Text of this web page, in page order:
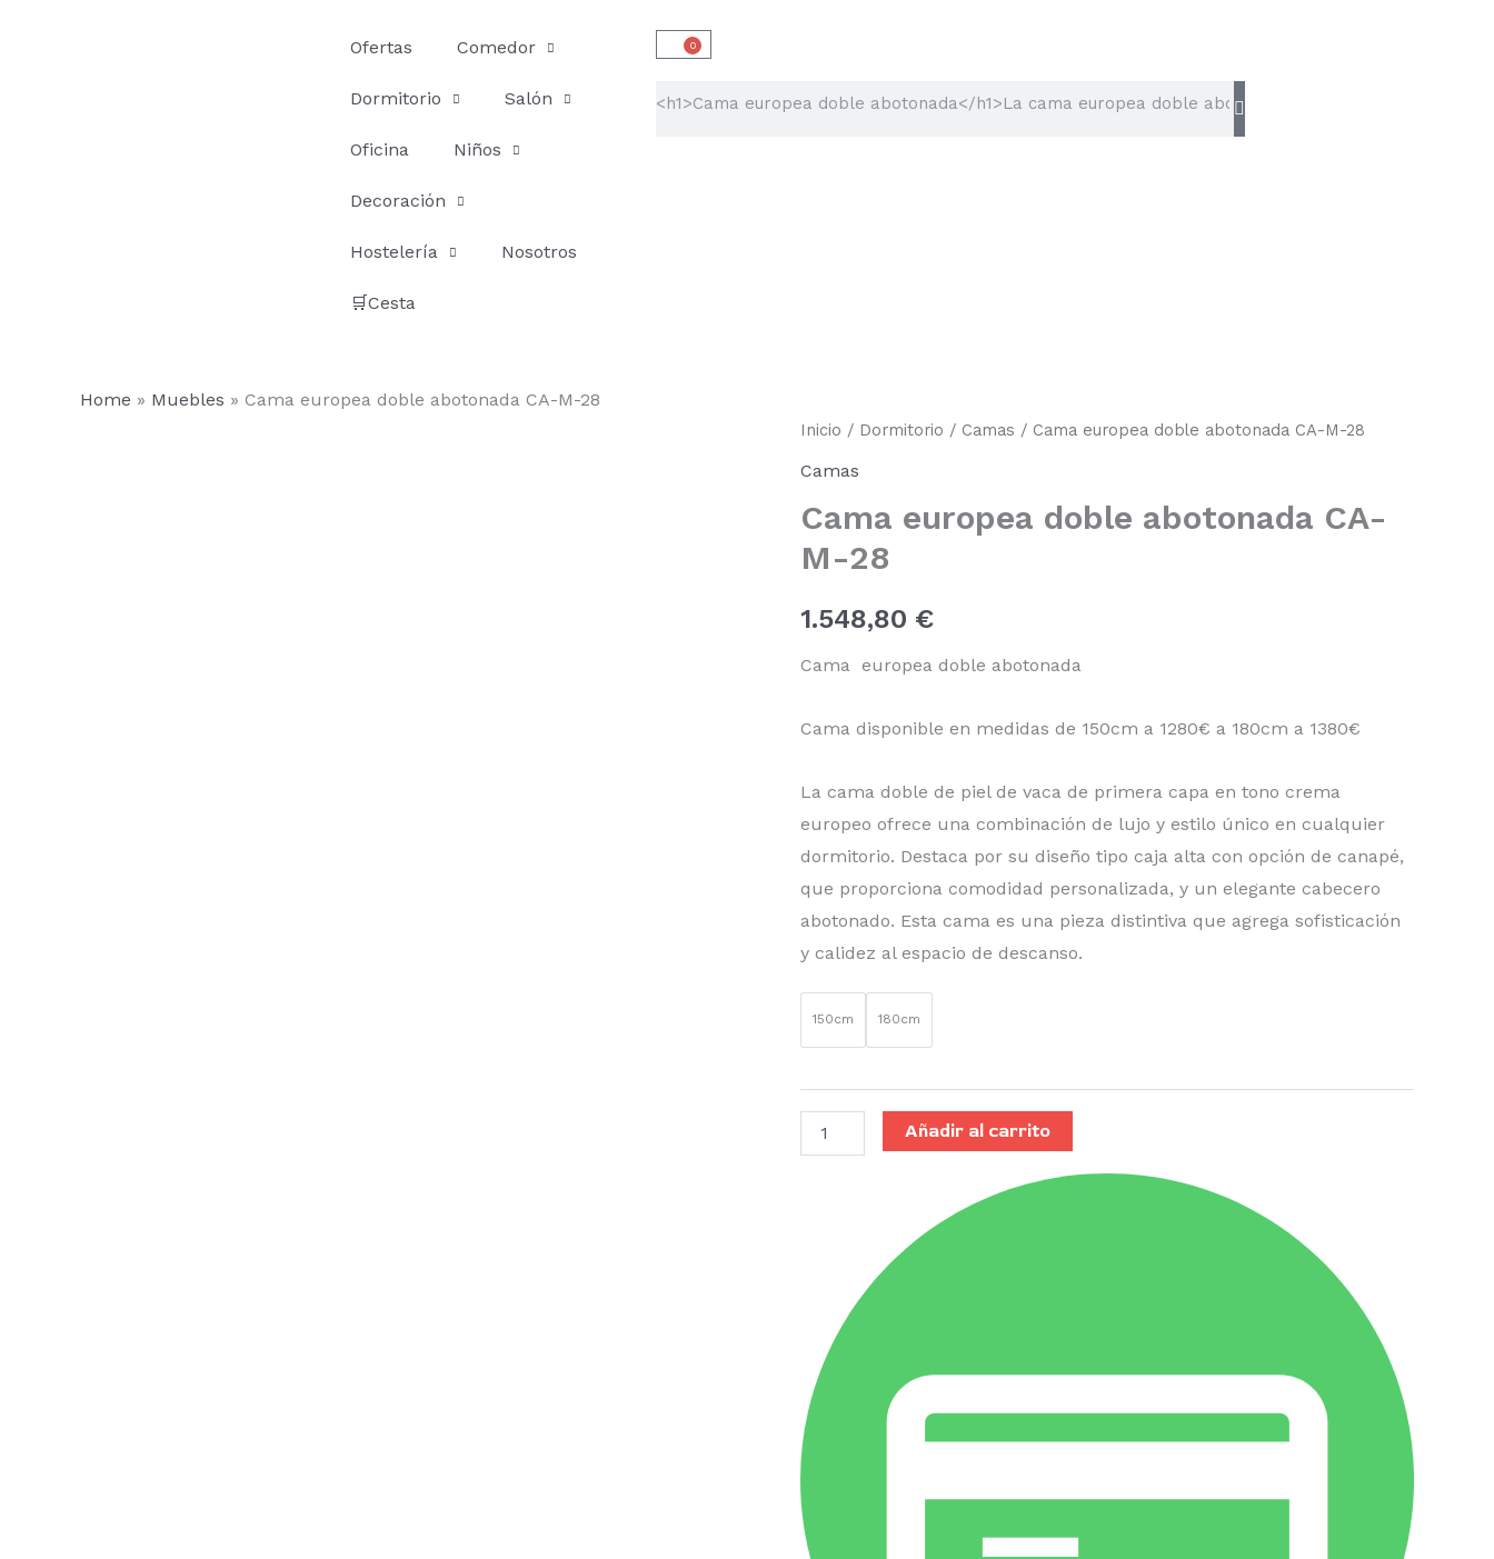
Ofertas Comedor
Dormitorio Salón
Oficina Niños
Decoración
Hostelería Nosotros
🛒Cesta
0
Carrito
Home » Muebles » Cama europea doble abotonada CA-M-28
Inicio / Dormitorio / Camas / Cama europea doble abotonada CA-M-28
Camas
Cama europea doble abotonada CA-
M-28
1.548,80 €
Cama europea doble abotonada
Cama disponible en medidas de 150cm a 1280€ a 180cm a 1380€
La cama doble de piel de vaca de primera capa en tono crema
europeo ofrece una combinación de lujo y estilo único en cualquier
dormitorio. Destaca por su diseño tipo caja alta con opción de canapé,
que proporciona comodidad personalizada, y un elegante cabecero
abotonado. Esta cama es una pieza distintiva que agrega sofisticación
y calidez al espacio de descanso.
150cm 180cm
Cama
doble
CA-
28
Añadir al carrito